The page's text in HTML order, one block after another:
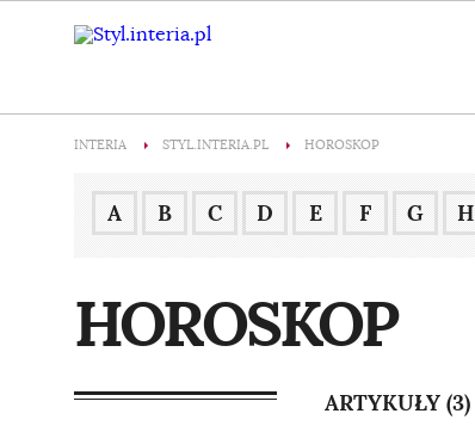
INTERIA STYL.INTERIA.PL HOROSKOP
A B C D E F G H
HOROSKOP
ARTYKUŁY (3)